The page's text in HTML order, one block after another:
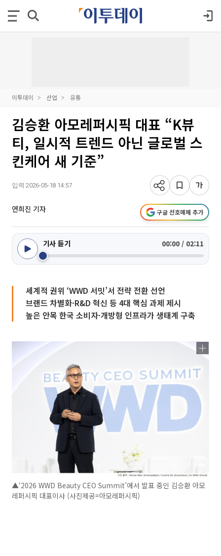
이투데이 산업 유통
김승환 아모레퍼시픽 대표 “K뷰
티, 일시적 트렌드 아닌 글로벌 스
킨케어 새 기준”
입력 2026-05-18 14:57
연희진 기자 구글 선호매체 추가
기사 듣기 00:00 / 02:11
세계적 권위 ‘WWD 서밋’서 전략 전환 선언
브랜드 차별화·R&D 혁신 등 4대 핵심 과제 제시
높은 안목 한국 소비자·개방형 인프라가 생태계 구축
▲‘2026 WWD Beauty CEO Summit’에서 발표 중인 김승환 아모
레퍼시픽 대표이사 (사진제공=아모레퍼시픽)